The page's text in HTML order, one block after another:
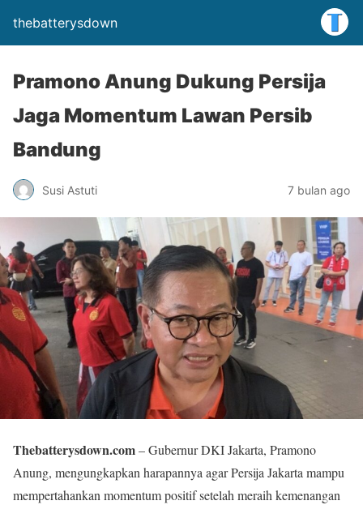
thebatterysdown
Pramono Anung Dukung Persija
Jaga Momentum Lawan Persib
Bandung
Susi Astuti 7 bulan ago
Thebatterysdown.com– Gubernur DKI Jakarta, Pramono
Anung, mengungkapkan harapannya agar Persija Jakarta mampu
mempertahankan momentum positif setelah meraih kemenangan